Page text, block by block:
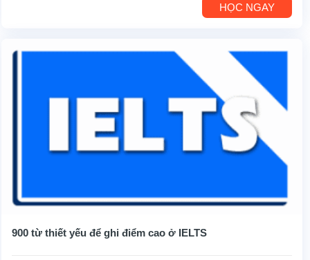
HỌC NGAY
900 từ thiết yếu để ghi điểm cao ở IELTS